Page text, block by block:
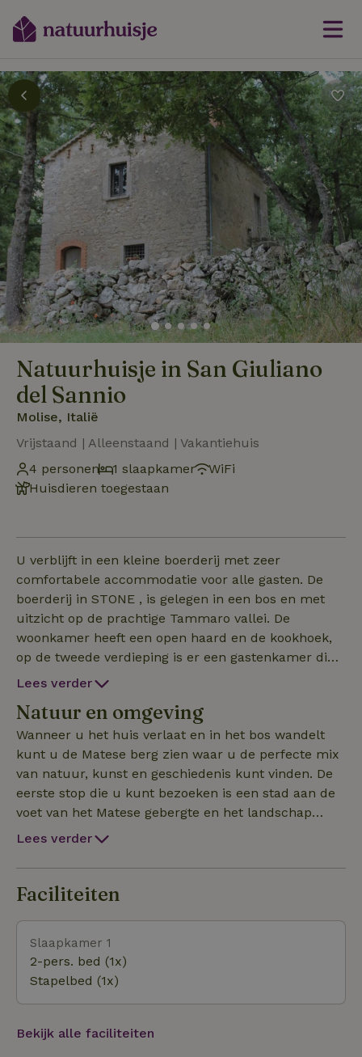
Natuurhuisje in San Giuliano
del Sannio
Molise, Italië
Vrijstaand | Alleenstaand | Vakantiehuis
4 personen
1 slaapkamer
WiFi
Huisdieren toegestaan
U verblijft in een kleine boerderij met zeer
comfortabele accommodatie voor alle gasten. De
boerderij in STONE , is gelegen in een bos en met
uitzicht op de prachtige Tammaro vallei. De
woonkamer heeft een open haard en de kookhoek,
op de tweede verdieping is er een gastenkamer die
zowel eenvoudig als authentiek is ingericht. De
personen, wat natuurlijk erg leuk is voor een groep
vrienden of een familie. Er is één badkamer die van
alle gemakken is voorzien (badkamer bevindt zich
op de kamerverdieping). Het restaurant van de
"Scuderie del Peschio" (200 mt) heeft een keuken
waarin Rosaria de meest verbazingwekkende
maaltijden kookt.
Lees verder
Natuur en omgeving
Wanneer u het huis verlaat en in het bos wandelt
kunt u de Matese berg zien waar u de perfecte mix
van natuur, kunst en geschiedenis kunt vinden. De
eerste stop die u kunt bezoeken is een stad aan de
voet van het Matese gebergte en het landschap
wordt gemarkeerd door de Tratturo Pescasseroli-
municipium (Altilia) is gelegen. U bezoekt deze
archeologische plek waar u de meest typische
theater, het forum, de basiliek, de thermae, de
muurgordel met zijn toegangsdeuren, de tweede
halte zal de ruïnes van een andere, meer oude stad
zijn: In Terravecchia is het mogelijk om de ruïnes
van de megalithische verdedigingsmuren en de
oude toegangsdeuren te zien, waaronder de
opvallende "Postierla del Matese", van Terravecchia
Lees verder
Faciliteiten
Slaapkamer 1
2-pers. bed (1x)
Stapelbed (1x)
Bekijk alle faciliteiten